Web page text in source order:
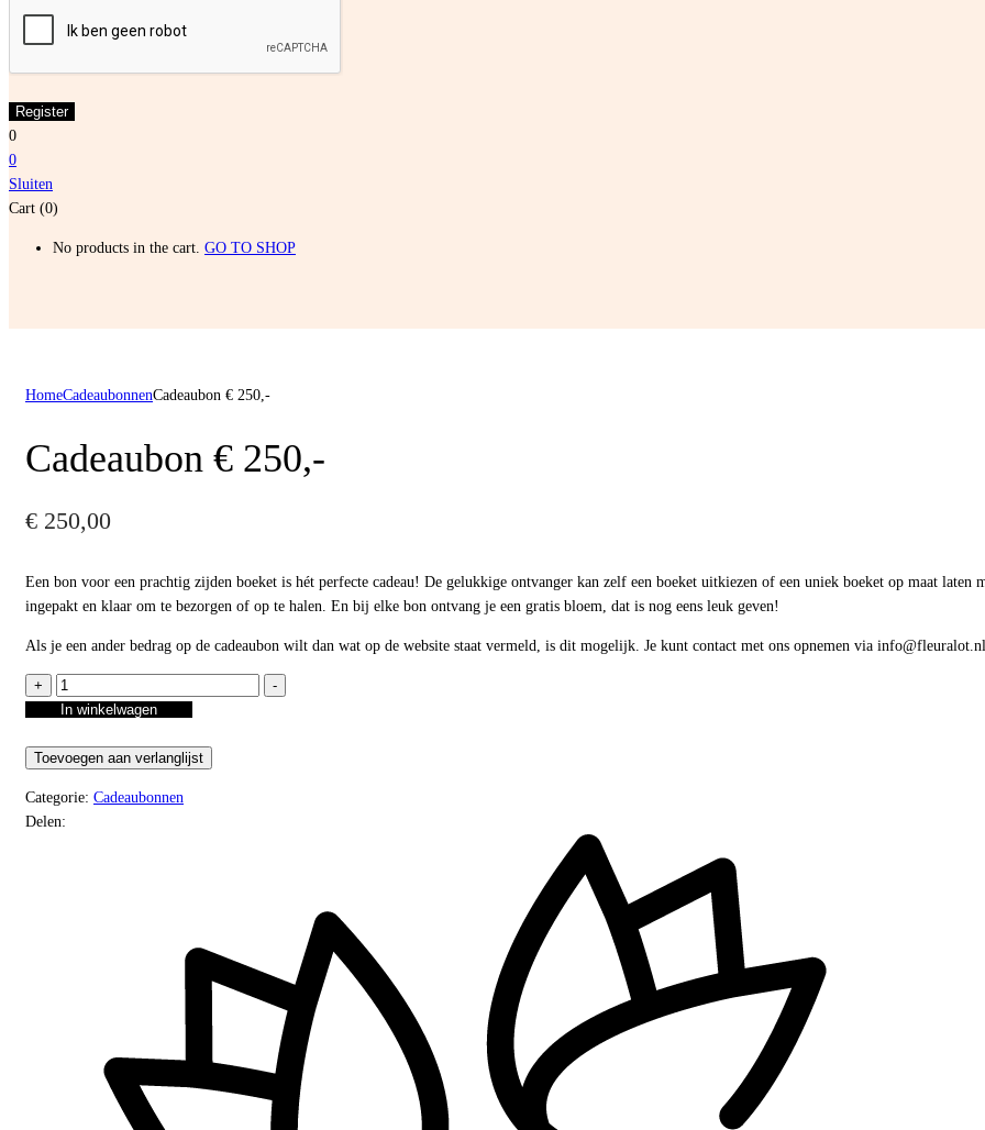
0
0
Sluiten
Cart (0)
No products in the cart. GO TO SHOP
HomeCadeaubonnenCadeaubon € 250,-
Cadeaubon € 250,-
€ 250,00
Een bon voor een prachtig zijden boeket is hét perfecte cadeau! De gelukkige ontvanger kan zelf een boeket uitkiezen of een uniek boeket op maat
ingepakt en klaar om te bezorgen of op te halen. En bij elke bon ontvang je een gratis bloem, dat is nog eens leuk geven!
Als je een ander bedrag op de cadeaubon wilt dan wat op de website staat vermeld, is dit mogelijk. Je kunt contact met ons opnemen via
+
Cadeaubon
€
aantal
-
In winkelwagen
Toevoegen aan verlanglijst
Categorie: Cadeaubonnen
Delen: